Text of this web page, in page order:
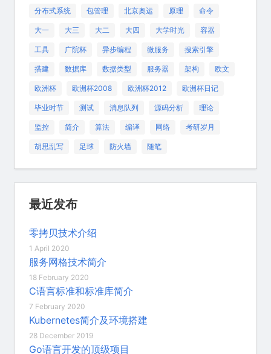
分布式系统 包管理 北京奥运 原理 命令
大一 大三 大二 大四 大学时光 容器
工具 广院杯 异步编程 微服务 搜索引擎
搭建 数据库 数据类型 服务器 架构 欧文
欧洲杯 欧洲杯2008 欧洲杯2012 欧洲杯日记
毕业时节 测试 消息队列 源码分析 理论
监控 简介 算法 编译 网络 考研岁月
胡思乱写 足球 防火墙 随笔
最近发布
零拷贝技术介绍
1 April 2020
服务网格技术简介
18 February 2020
C语言标准和标准库简介
7 February 2020
Kubernetes简介及环境搭建
28 December 2019
Go语言开发的顶级项目